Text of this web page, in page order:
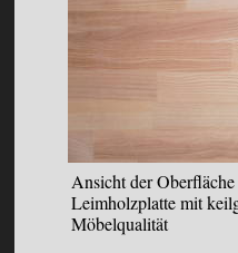
Ansicht der
Leimholzplatte mit
Möbelqualität